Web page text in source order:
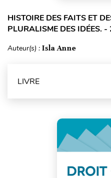
HISTOIRE DES FAITS ET
PLURALISME DES IDÉES. -
Auteur(s) : Isla Anne
LIVRE